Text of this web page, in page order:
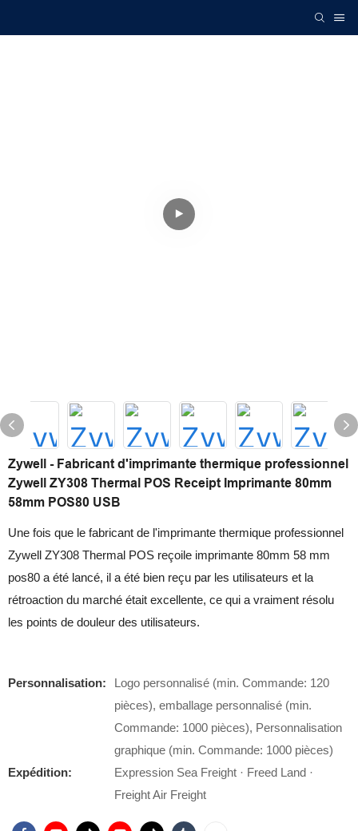
Zywell - Fabricant d'imprimante thermique professionnel
Zywell ZY308 Thermal POS Receipt Imprimante 80mm
58mm POS80 USB
Une fois que le fabricant de l'imprimante thermique professionnel
Zywell ZY308 Thermal POS reçoile imprimante 80mm 58 mm
pos80 a été lancé, il a été bien reçu par les utilisateurs et la
rétroaction du marché était excellente, ce qui a vraiment résolu
les points de douleur des utilisateurs.
Personnalisation:
Logo personnalisé (min. Commande: 120
pièces), emballage personnalisé (min.
Commande: 1000 pièces), Personnalisation
graphique (min. Commande: 1000 pièces)
Expédition:
Expression Sea Freight · Freed Land ·
Freight Air Freight